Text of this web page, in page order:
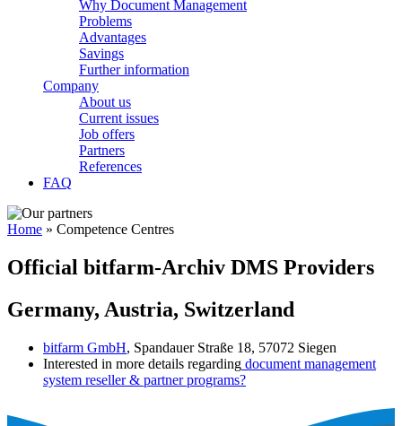
Why Document Management
Problems
Advantages
Savings
Further information
Company
About us
Current issues
Job offers
Partners
References
FAQ
Home » Competence Centres
Official bitfarm-Archiv DMS Providers
Germany, Austria, Switzerland
bitfarm GmbH, Spandauer Straße 18, 57072 Siegen
Interested in more details regarding document management
system reseller & partner programs?